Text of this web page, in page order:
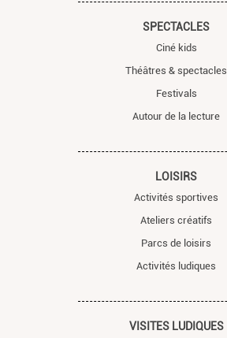
SPECTACLES
Ciné kids
Théâtres & spectacles
Festivals
Autour de la lecture
LOISIRS
Activités sportives
Ateliers créatifs
Parcs de loisirs
Activités ludiques
VISITES LUDIQUES